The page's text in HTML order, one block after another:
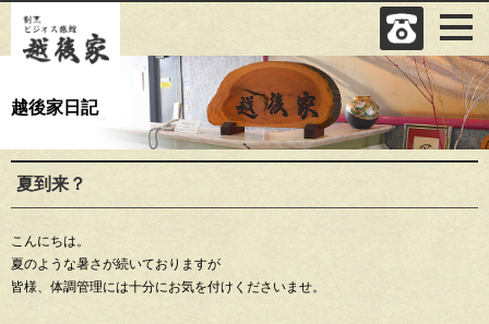
越後家日記
夏到来？
こんにちは。
夏のような暑さが続いておりますが
皆様、体調管理には十分にお気を付けくださいませ。